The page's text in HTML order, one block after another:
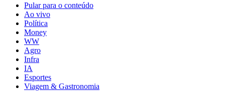
Pular para o conteúdo
Ao vivo
Política
Money
WW
Agro
Infra
IA
Esportes
Viagem & Gastronomia